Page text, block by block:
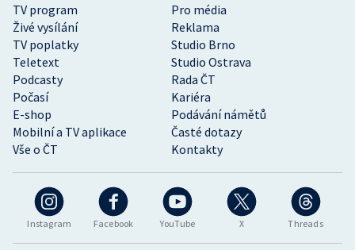
Instagram Facebook YouTube X Threads
TV program
Pro média
Živé vysílání
Reklama
TV poplatky
Studio Brno
Teletext
Studio Ostrava
Podcasty
Rada ČT
Počasí
Kariéra
E-shop
Podávání námětů
Mobilní a TV aplikace
Časté dotazy
Vše o ČT
Kontakty